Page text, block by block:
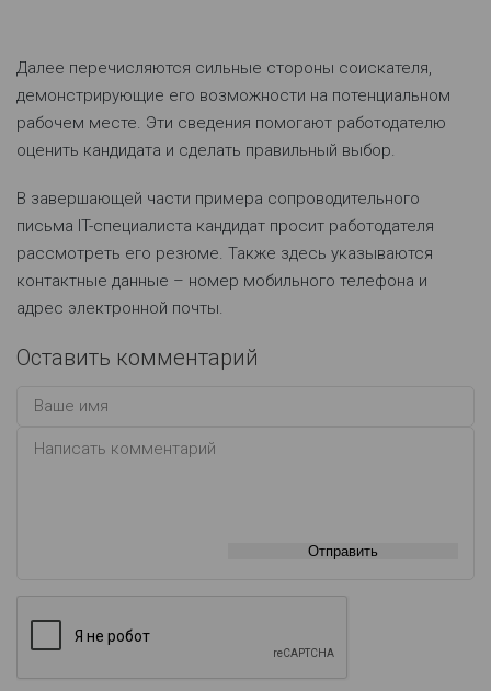
Далее перечисляются сильные стороны соискателя,
демонстрирующие его возможности на потенциальном
рабочем месте. Эти сведения помогают работодателю
оценить кандидата и сделать правильный выбор.
В завершающей части примера сопроводительного
письма IT-специалиста кандидат просит работодателя
рассмотреть его резюме. Также здесь указываются
контактные данные – номер мобильного телефона и
адрес электронной почты.
Оставить комментарий
Отправить